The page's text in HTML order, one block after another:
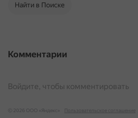
Найти в Поиске
Комментарии
Войдите, чтобы комментировать
© 2026 ООО «Яндекс» Пользовательское соглашение